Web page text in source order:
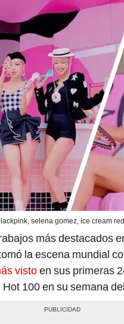
selena gomez, ice cream
más destacados
la escena mundial
vistoen sus primeras
100 en su semana